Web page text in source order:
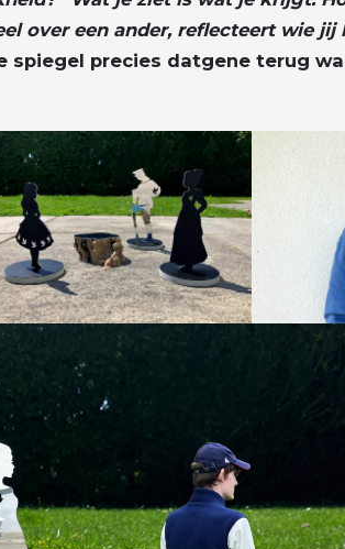
over een ander, reflecteert wie jij
spiegel precies datgene terug